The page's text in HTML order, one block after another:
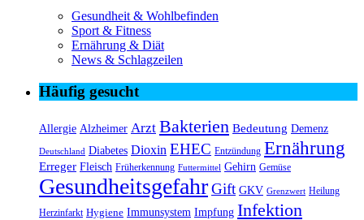
Gesundheit & Wohlbefinden
Sport & Fitness
Ernährung & Diät
News & Schlagzeilen
Häufig gesucht
Allergie Alzheimer Arzt Bakterien Bedeutung Demenz
Deutschland Diabetes Dioxin EHEC Entzündung Ernährung
Erreger Fleisch Früherkennung Futtermittel Gehirn Gemüse
GesundheitsgefahrGift GKV Grenzwert Heilung
Herzinfarkt Hygiene Immunsystem Impfung Infektion